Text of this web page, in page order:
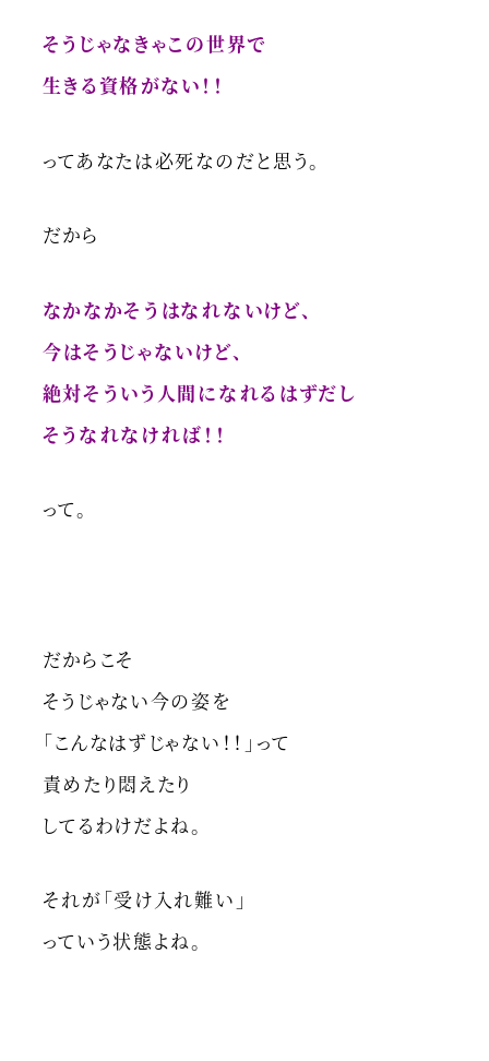
そうじゃなきゃこの世界で
生きる資格がない！！
ってあなたは必死なのだと思う。
だから
なかなかそうはなれないけど、
今はそうじゃないけど、
絶対そういう人間になれるはずだし
そうなれなければ！！
って。
だからこそ
そうじゃない今の姿を
「こんなはずじゃない！！」って
責めたり悶えたり
してるわけだよね。
それが「受け入れ難い」
っていう状態よね。